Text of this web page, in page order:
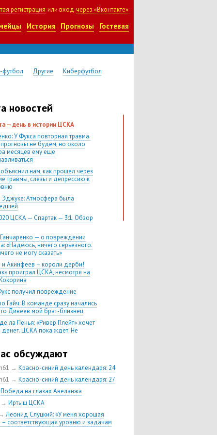
регистрация или вход через «Вконтакте»
История Прогнозы Гостевая
Другие Киберфутбол
новостей
— день в истории ЦСКА
У Фукса повторная травма.
не будем, но около
месяцев ему еще
нам, как прошел через
травмы, слезы и депрессию к
Атмосфера была
ЦСКА — Спартак — 3:1. Обзор
— о повреждении
«Надеюсь, ничего серьезного.
не могу сказать»
Акинфеев – короли дерби!
проиграл ЦСКА, несмотря на
получил повреждение
Гайч: В команде сразу начались
Дивеев мой брат-близнец
ла Пенья: «Ривер Плейт» хочет
ЦСКА пока ждет. Не
Химки — ЦСКА — 0:2. Обзор
сезона в РПЛ —
победа ЦСКА. Гончаренко
11 россиян в старте
— о Гайче: «Если покупаем за
деньги, значит, рассчитываем как
форварда»
«Влашича сложно заменить,
и Дзагоеву сегодня это
обсуждают
→ Красно-синий день календаря: 24
→ Красно-синий день календаря: 27
Победа на глазах Авеланжа
→ Иртыш ЦСКА
Леонид Слуцкий: «У меня хорошая
соответствующая уровню и задачам